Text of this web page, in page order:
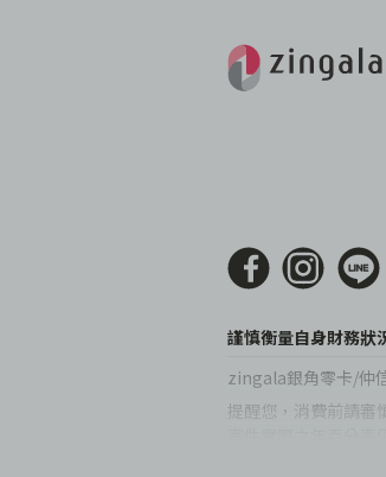
謹慎衡量自身財務狀
zingala銀角零卡/仲
提醒您，消費前請審